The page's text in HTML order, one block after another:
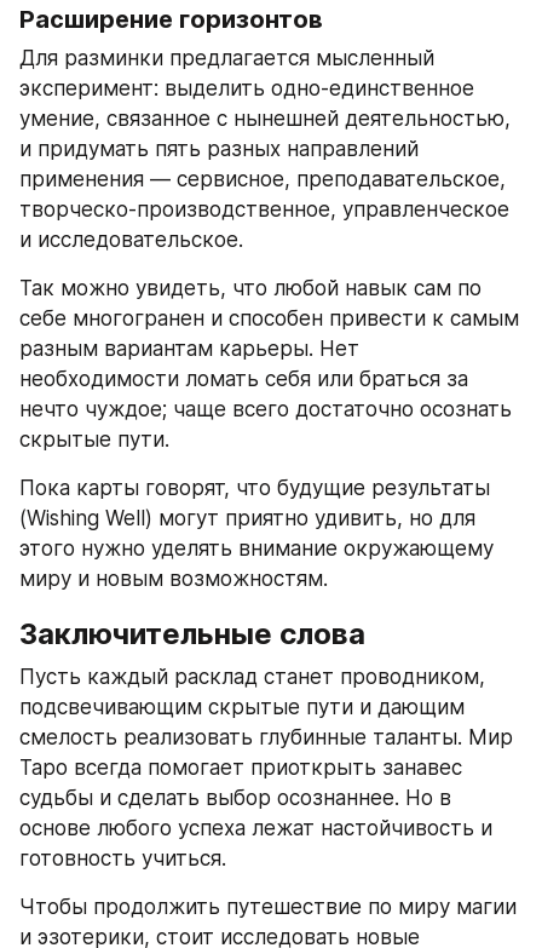
Расширение горизонтов
Для разминки предлагается мысленный
эксперимент: выделить одно-единственное
умение, связанное с нынешней деятельностью,
и придумать пять разных направлений
применения — сервисное, преподавательское,
творческо-производственное, управленческое
и исследовательское.
Так можно увидеть, что любой навык сам по
себе многогранен и способен привести к самым
разным вариантам карьеры. Нет
необходимости ломать себя или браться за
нечто чуждое; чаще всего достаточно осознать
скрытые пути.
Пока карты говорят, что будущие результаты
(Wishing Well) могут приятно удивить, но для
этого нужно уделять внимание окружающему
миру и новым возможностям.
Заключительные слова
Пусть каждый расклад станет проводником,
подсвечивающим скрытые пути и дающим
смелость реализовать глубинные таланты. Мир
Таро всегда помогает приоткрыть занавес
судьбы и сделать выбор осознаннее. Но в
основе любого успеха лежат настойчивость и
готовность учиться.
Чтобы продолжить путешествие по миру магии
и эзотерики, стоит исследовать новые